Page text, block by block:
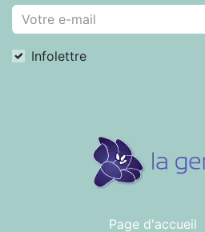
Infolettre
Page d'accueil